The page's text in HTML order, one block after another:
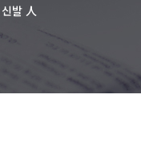
신발 人